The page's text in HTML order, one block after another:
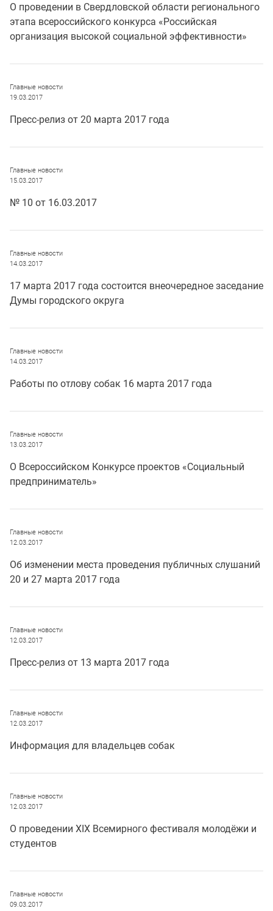
О проведении в Свердловской области регионального
этапа всероссийского конкурса «Российская
организация высокой социальной эффективности»
Главные новости
19.03.2017
Пресс-релиз от 20 марта 2017 года
Главные новости
15.03.2017
№ 10 от 16.03.2017
Главные новости
14.03.2017
17 марта 2017 года состоится внеочередное заседание
Думы городского округа
Главные новости
14.03.2017
Работы по отлову собак 16 марта 2017 года
Главные новости
13.03.2017
О Всероссийском Конкурсе проектов «Социальный
предприниматель»
Главные новости
12.03.2017
Об изменении места проведения публичных слушаний
20 и 27 марта 2017 года
Главные новости
12.03.2017
Пресс-релиз от 13 марта 2017 года
Главные новости
12.03.2017
Информация для владельцев собак
Главные новости
12.03.2017
О проведении XIX Всемирного фестиваля молодёжи и
студентов
Главные новости
09.03.2017